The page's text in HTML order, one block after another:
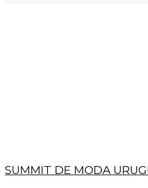
SUMMIT DE MODA